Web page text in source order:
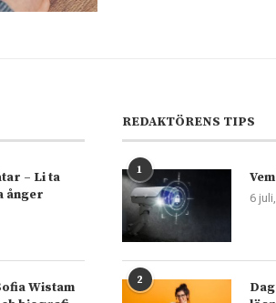
– Li ta
ånger
Wistam
REDAKTÖRENS TIPS
1
6
2